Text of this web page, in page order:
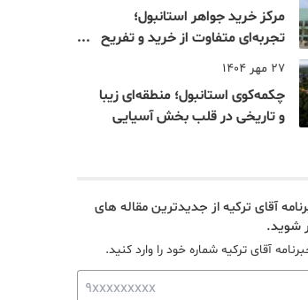
مرکز خرید جواهر استانبول؛
تجربه‌ای متفاوت از خرید و تفریح
در قلب استانبول
27 مهر 1404
چکمه‌کوی استانبول؛ منطقه‌ای زیبا
و تاریخی در قلب بخش آسیایی
آقای ترکیه از جدیدترین مقاله های
شوید.
آقای ترکیه شماره خود را وارد کنید.